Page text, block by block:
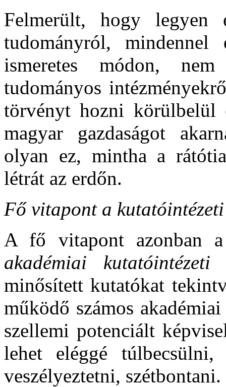
Felmerült, hogy legyen
tudományról,
ismeretes módon,
tudományos
törvényt hozni körülbelül
magyar gazdaságot
olyan ez, mintha a
létrát az erdőn.
Fő vitapont a
A fő vitapont azonban
akadémiai
minősített kutatókat
működő számos
szellemi potenciált
lehet eléggé
veszélyeztetni, szétbontani.